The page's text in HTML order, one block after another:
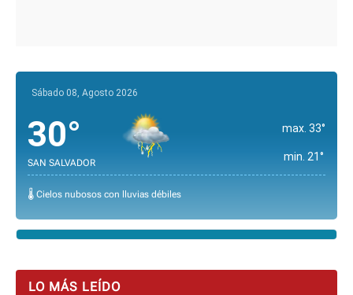
Sábado 08, Agosto 2026
30°
SAN SALVADOR
max. 33°
min. 21°
🌡️ Cielos nubosos con lluvias débiles
LO MÁS LEÍDO